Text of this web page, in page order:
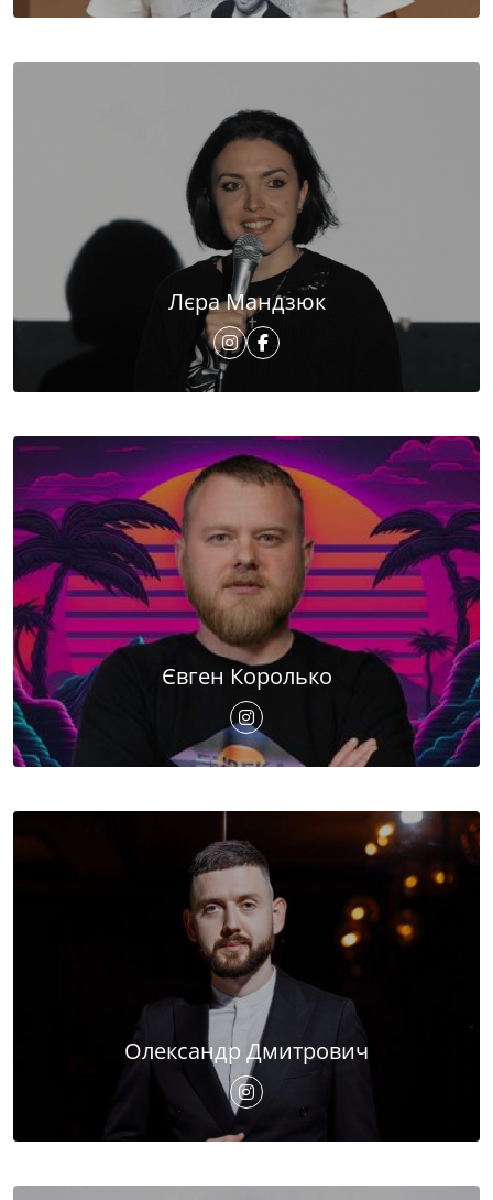
Лєра Мандзюк
Євген Королько
Олександр Дмитрович